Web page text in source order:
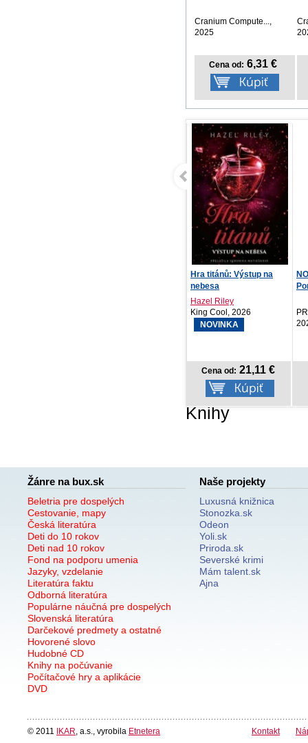
Cranium Compute...,
2025
Cena od: 6,31 €
NOTIQUE Denný diár
Ponza 2027, mentolový...
PRESCOGROUP SK,
2026
Cena od:6,57 €
Knihy
Žánre na bux.sk
Beletria pre dospelých
Cestovanie, mapy
Česká literatúra
Deti do 10 rokov
Deti nad 10 rokov
Fond na podporu umenia
Jazyky, vzdelanie
Literatúra faktu
Odborná literatúra
Populárne náučná pre dospelých
Slovenská literatúra
Darčekové predmety a ostatné
Hovorené slovo
Hudobné CD
Knihy na počúvanie
Počítačové hry a aplikácie
DVD
Naše projekty
Luxusná knižnica
Stonozka.sk
Odeon
Yoli.sk
Priroda.sk
Severské krimi
Mám talent.sk
Ajna
© 2011 IKAR , a.s., vyrobila Etnetera Kontakt